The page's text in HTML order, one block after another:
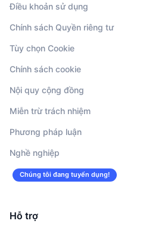
Điều khoản sử dụng
Chính sách Quyền riêng tư
Tùy chọn Cookie
Chính sách cookie
Nội quy cộng đồng
Miễn trừ trách nhiệm
Phương pháp luận
Nghề nghiệp
Chúng tôi đang tuyển dụng!
Hỗ trợ